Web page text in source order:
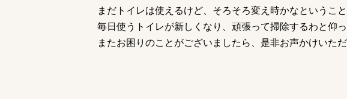
まだトイレは使えるけど、そろそろ変え時かなというこ
毎日使うトイレが新しくなり、頑張って掃除するわと仰
またお困りのことがございましたら、是非お声かけいた